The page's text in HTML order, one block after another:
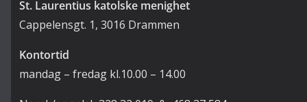
St. Laurentius katolske menighet
Cappelensgt. 1, 3016 Drammen
Kontortid
mandag – fredag kl.10.00 – 14.00